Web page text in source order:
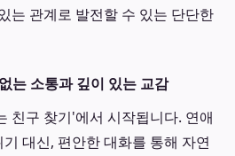
관계로 발전할 수 있는 단단한
는 소통과 깊이 있는 교감
친구 찾기'에서 시작됩니다. 연애
대신, 편안한 대화를 통해 자연